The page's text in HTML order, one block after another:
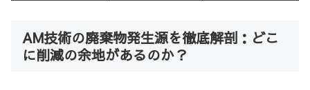
AM技術の廃棄物発生源を徹底解剖：どこ
に削減の余地があるのか？